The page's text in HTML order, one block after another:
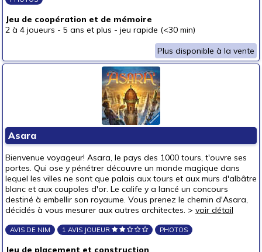
Jeu de coopération et de mémoire
2 à 4 joueurs - 5 ans et plus - jeu rapide (<30 min)
Plus disponible à la vente
Asara
Bienvenue voyageur! Asara, le pays des 1000 tours, t'ouvre ses
portes. Qui ose y pénétrer découvre un monde magique dans
lequel les villes ne sont que palais aux tours et aux murs d'albâtre
blanc et aux coupoles d'or. Le calife y a lancé un concours
destiné à embellir son royaume. Vous prenez le chemin d'Asara,
décidés à vous mesurer aux autres architectes. > voir détail
AVIS DE NIM 1 AVIS JOUEUR PHOTOS
Jeu de placement et construction